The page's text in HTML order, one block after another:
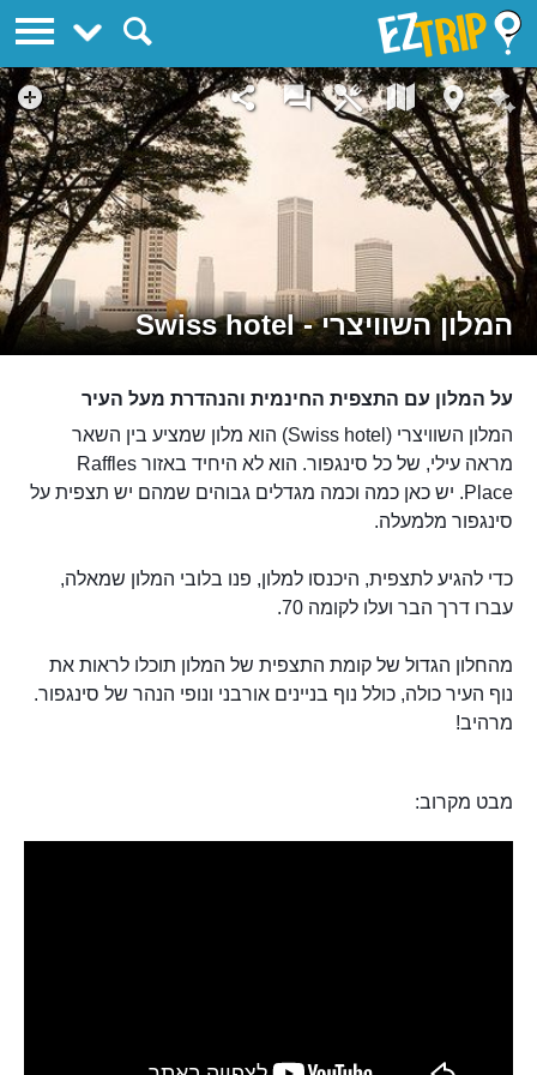
המלון השוויצרי - Swiss hotel
על המלון עם התצפית החינמית והנהדרת מעל העיר
המלון השוויצרי (Swiss hotel) הוא מלון שמציע בין השאר
מראה עילי, של כל סינגפור. הוא לא היחיד באזור Raffles
Place. יש כאן כמה וכמה מגדלים גבוהים שמהם יש תצפית על
סינגפור מלמעלה.
כדי להגיע לתצפית, היכנסו למלון, פנו בלובי המלון שמאלה,
עברו דרך הבר ועלו לקומה 70.
מהחלון הגדול של קומת התצפית של המלון תוכלו לראות את
נוף העיר כולה, כולל נוף בניינים אורבני ונופי הנהר של סינגפור.
מרהיב!
מבט מקרוב:
EZTrip